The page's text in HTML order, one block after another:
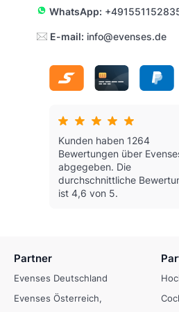
WhatsApp:
E-mail: info@evenses.de
Kunden haben 1264
Bewertungen über
abgegeben. Die
durchschnittliche
ist 4,6 von 5.
Partner
Evenses Deutschland
Evenses Österreich